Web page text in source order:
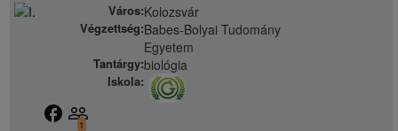
Város:Kolozsvár
Végzettség:Babes-Bolyai Tudomány
Egyetem
Tantárgy:biológia
Iskola:
facebook people_outline
1